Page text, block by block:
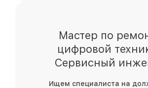
Мастер по
цифровой
Сервисный
Ищем специалиста на